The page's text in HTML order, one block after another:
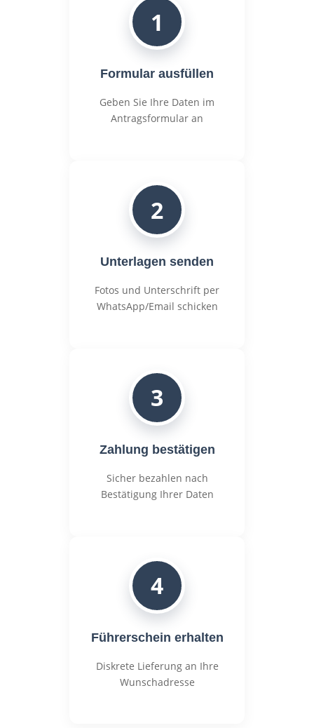
1
Formular ausfüllen
Geben Sie Ihre Daten im
Antragsformular an
2
Unterlagen senden
Fotos und Unterschrift per
WhatsApp/Email schicken
3
Zahlung bestätigen
Sicher bezahlen nach
Bestätigung Ihrer Daten
4
Führerschein erhalten
Diskrete Lieferung an Ihre
Wunschadresse